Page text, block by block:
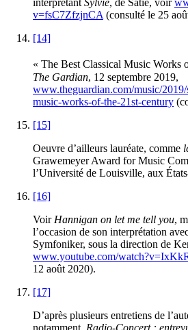
interprétant Sylvie, de Satie, voir
v=fsC7ZfzjnCA (consulté le 25
[14]
« The Best Classical Music Works
The Gardian, 12 septembre 2019,
www.theguardian.com/music/2019/
music-works-of-the-21st-century
[15]
Oeuvre d’ailleurs lauréate, comme
Grawemeyer Award for Music
l’Université de Louisville, aux
[16]
Voir Hannigan on let me tell you,
l’occasion de son interprétation
Symfoniker, sous la direction de
www.youtube.com/
12 août 2020).
[17]
D’après plusieurs entretiens de
notamment, Radio-Concert :